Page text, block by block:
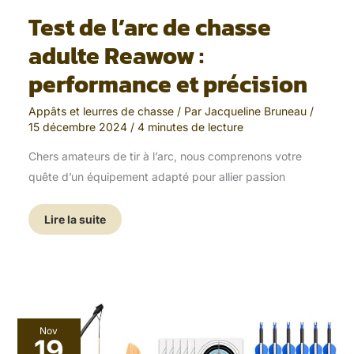
Test de l’arc de chasse
adulte Reawow :
performance et précision
Appâts et leurres de chasse/ Par Jacqueline Bruneau /
15 décembre 2024 / 4 minutes de lecture
Chers amateurs de tir à l’arc, nous comprenons votre
quête d’un équipement adapté pour allier passion
Lire la suite
Nov
Test
: